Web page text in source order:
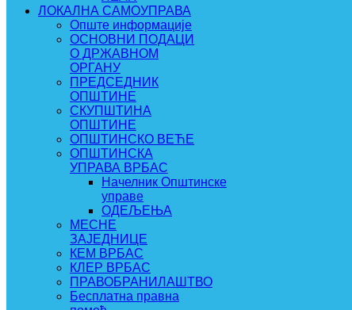
ЛОКАЛНА САМОУПРАВА
Опште информације
ОСНОВНИ ПОДАЦИ
О ДРЖАВНОМ
ОРГАНУ
ПРЕДСЕДНИК
ОПШТИНЕ
СКУПШТИНА
ОПШТИНЕ
ОПШТИНСКО ВЕЋЕ
ОПШТИНСКА
УПРАВА ВРБАС
Начелник Општинске
управе
ОДЕЉЕЊА
МЕСНЕ
ЗАЈЕДНИЦЕ
КЕМ ВРБАС
КЛЕР ВРБАС
ПРАВОБРАНИЛАШТВО
Бесплатна правна